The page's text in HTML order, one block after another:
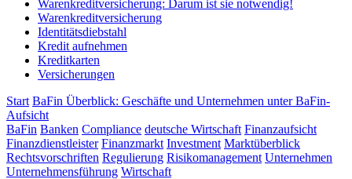
Warenkreditversicherung: Darum ist sie notwendig!
Warenkreditversicherung
Identitätsdiebstahl
Kredit aufnehmen
Kreditkarten
Versicherungen
Start BaFin Überblick: Geschäfte und Unternehmen unter BaFin-
Aufsicht
BaFin Banken Compliance deutsche Wirtschaft Finanzaufsicht
Finanzdienstleister Finanzmarkt Investment Marktüberblick
Rechtsvorschriften Regulierung Risikomanagement Unternehmen
Unternehmensführung Wirtschaft